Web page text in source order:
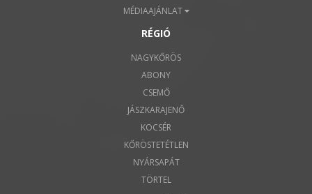
MÉDIAAJÁNLAT
RÉGIÓ
NAGYKŐRÖS
ABONY
CSEMŐ
JÁSZKARAJENŐ
KOCSÉR
KŐRÖSTETÉTLEN
NYÁRSAPÁT
TÖRTEL